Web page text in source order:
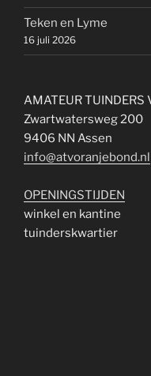
Teken en Lyme
16 juli 2026
AMATEUR TUINDERS
Zwartwatersweg 200
9406 NN Assen
info@atvoranjebond.nl
OPENINGSTIJDEN
winkel en kantine
tuinderskwartier